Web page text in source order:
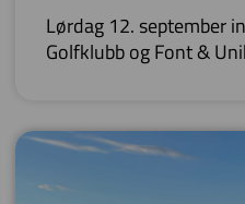
Lørdag 12. september
Golfklubb og Font &